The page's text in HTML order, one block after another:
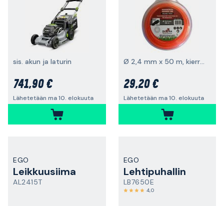
sis. akun ja laturin
741,90 €
Lähetetään ma 10. elokuuta
Ø 2,4 mm x 50 m, kierretty
29,20 €
Lähetetään ma 10. elokuuta
EGO
Leikkuusiima
AL2415T
EGO
Lehtipuhallin
LB7650E
4,0